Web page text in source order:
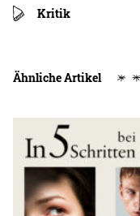
Kritik
Ähnliche Artikel